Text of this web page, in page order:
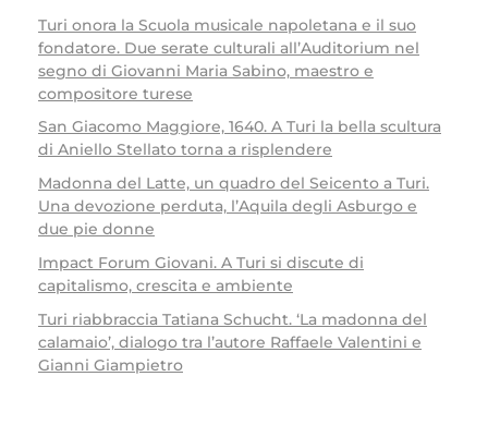
Turi onora la Scuola musicale napoletana e il suo
fondatore. Due serate culturali all’Auditorium nel
segno di Giovanni Maria Sabino, maestro e
compositore turese
San Giacomo Maggiore, 1640. A Turi la bella scultura
di Aniello Stellato torna a risplendere
Madonna del Latte, un quadro del Seicento a Turi.
Una devozione perduta, l’Aquila degli Asburgo e
due pie donne
Impact Forum Giovani. A Turi si discute di
capitalismo, crescita e ambiente
Turi riabbraccia Tatiana Schucht. ‘La madonna del
calamaio’, dialogo tra l’autore Raffaele Valentini e
Gianni Giampietro